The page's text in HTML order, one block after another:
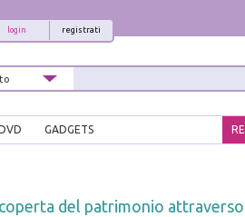
registrati
login
GADGETS
del patrimonio